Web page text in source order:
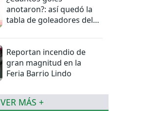
anotaron?: así quedó la
tabla de goleadores del
Reportan incendio de
gran magnitud en la
Feria Barrio Lindo
VER MÁS +